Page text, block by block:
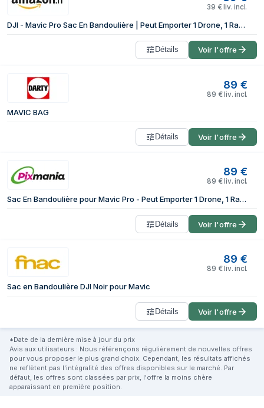
39 € liv. incl.
DJI - Mavic Pro Sac En Bandoulière | Peut Emporter 1 Drone, 1 Radiocommande, 4 Batteries, 1 Téléphone & Autres Accessoires Plus Petit | Conçu pour le Mavic Pro | Accessoires DJI Mavic Pro
Détails Voir l'offre
89 €
89 € liv. incl.
MAVIC BAG
Détails Voir l'offre
89 €
89 € liv. incl.
Sac En Bandoulière pour Mavic Pro - Peut Emporter 1 Drone, 1 Radiocommande, 4 Batteries, 1 Téléphone & Autres Accessoires Plus Petit
Détails Voir l'offre
89 €
89 € liv. incl.
Sac en Bandoulière DJI Noir pour Mavic
Détails Voir l'offre
*Date de la dernière mise à jour du prix
Avis aux utilisateurs : Nous référençons régulièrement de nouvelles offres
pour vous proposer le plus grand choix. Cependant, les résultats affichés
ne reflètent pas l'intégralité des offres disponibles sur le marché. Par
défaut, les offres sont classées par prix, l'offre la moins chère
apparaissant en première position.